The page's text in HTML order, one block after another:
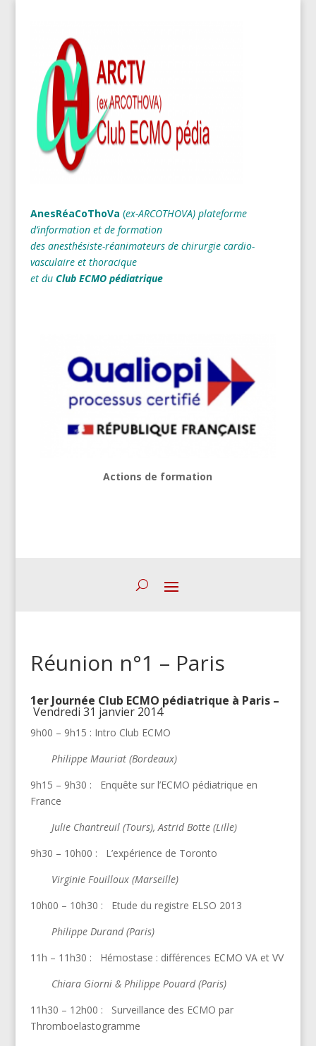
AnesRéaCoThoVa (ex-ARCOTHOVA) plateforme
d’information et de formation
des anesthésiste-réanimateurs de chirurgie cardio-
vasculaire et thoracique
et du Club ECMO pédiatrique
Actions de formation
Réunion n°1 – Paris
1erJournée Club ECMO pédiatrique à Paris –
Vendredi 31 janvier 2014
9h00 – 9h15 : Intro Club ECMO
Philippe Mauriat (Bordeaux)
9h15 – 9h30 : Enquête sur l’ECMO pédiatrique en
France
Julie Chantreuil (Tours), Astrid Botte (Lille)
9h30 – 10h00 : L’expérience de Toronto
Virginie Fouilloux (Marseille)
10h00 – 10h30 : Etude du registre ELSO 2013
Philippe Durand (Paris)
11h – 11h30 : Hémostase : différences ECMO VA et VV
Chiara Giorni & Philippe Pouard (Paris)
11h30 – 12h00 : Surveillance des ECMO par
Thromboelastogramme